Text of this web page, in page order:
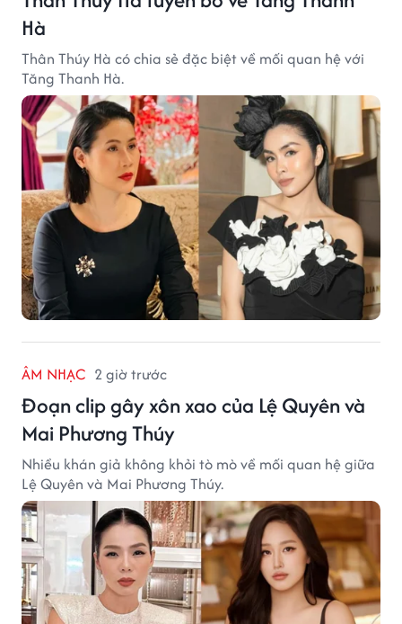
Hà
Thân Thúy Hà có chia sẻ đặc biệt về mối quan hệ với
Tăng Thanh Hà.
ÂM NHẠC 2 giờ trước
Đoạn clip gây xôn xao của Lệ Quyên và
Mai Phương Thúy
Nhiều khán giả không khỏi tò mò về mối quan hệ giữa
Lệ Quyên và Mai Phương Thúy.